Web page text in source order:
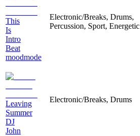
This
Is
Intro
Beat
moodmode
Electronic/Breaks, Drums,
Percussion, Sport, Energetic
Leaving
Summer
DJ
John
Electronic/Breaks, Drums